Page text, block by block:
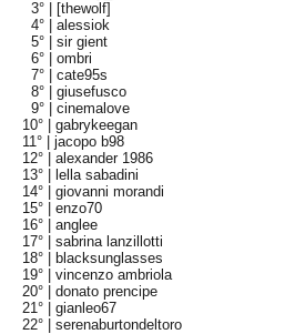
3° |
[thewolf]
4° |alessiok
5° |sir gient
6° |ombri
7° |cate95s
8° |giusefusco
9° |cinemalove
10° |gabrykeegan
11° |jacopo b98
12° |alexander 1986
13° |
lella sabadini
14° |giovanni morandi
15° |enzo70
16° |anglee
17° |sabrina lanzillotti
18° |
blacksunglasses
19° |vincenzo ambriola
20° |donato prencipe
21° |gianleo67
22° |serenaburtondeltoro